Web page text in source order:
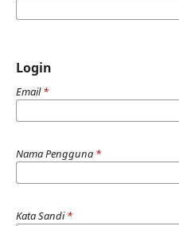
Login
Email*
Nama Pengguna *
Kata Sandi*